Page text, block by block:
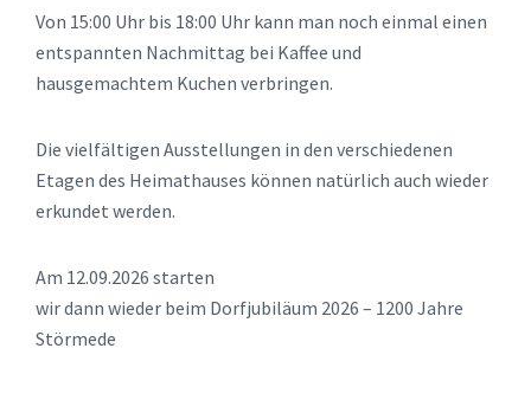
Von 15:00 Uhr bis 18:00 Uhr kann man noch einmal einen
entspannten Nachmittag bei Kaffee und
hausgemachtem Kuchen verbringen.
Die vielfältigen Ausstellungen in den verschiedenen
Etagen des Heimathauses können natürlich auch wieder
erkundet werden.
Am 12.09.2026 starten
wir dann wieder beim Dorfjubiläum 2026 – 1200 Jahre
Störmede